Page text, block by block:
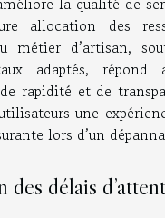
allocation des
métier d’artisan,
adaptés, répond
rapidité et de
une
lors d’un
des délais